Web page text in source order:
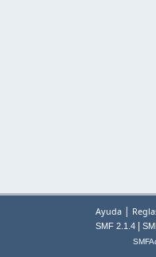
Ayuda |
SMF 2.1.4